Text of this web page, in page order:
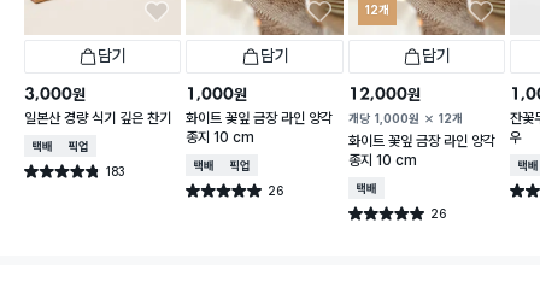
담기
3,000원
일본산 경량 식기 깊은 찬기
택배배송매장픽업
별점 4.8점 183
건 작성
담기
1,000원
화이트 꽃잎 금장 라인 양각
종지 10 cm
택배배송매장픽업
별점 5.0점 26
건 작성
12개
담기
12,000원
개당 1,000원 12개
화이트 꽃잎 금장 라인 양각
종지 10 cm
택배배송
별점 5.0점 26
건 작성
잔꽃
우
택배
별점